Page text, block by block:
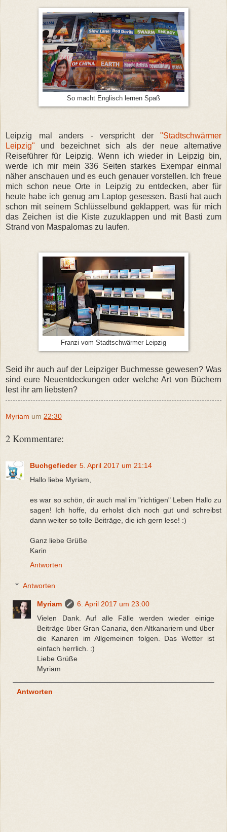
So macht Englisch lernen Spaß
Leipzig mal anders - verspricht der "Stadtschwärmer
Leipzig" und bezeichnet sich als der neue alternative
Reiseführer für Leipzig. Wenn ich wieder in Leipzig bin,
werde ich mir mein 336 Seiten starkes Exempar einmal
näher anschauen und es euch genauer vorstellen. Ich freue
mich schon neue Orte in Leipzig zu entdecken, aber für
heute habe ich genug am Laptop gesessen. Basti hat auch
schon mit seinem Schlüsselbund geklappert, was für mich
das Zeichen ist die Kiste zuzuklappen und mit Basti zum
Strand von Maspalomas zu laufen.
Franzi vom Stadtschwärmer Leipzig
Seid ihr auch auf der Leipziger Buchmesse gewesen? Was
sind eure Neuentdeckungen oder welche Art von Büchern
lest ihr am liebsten?
Myriam um 22:30
2 Kommentare:
Buchgefieder 5. April 2017 um 21:14
Hallo liebe Myriam,
es war so schön, dir auch mal im "richtigen" Leben Hallo zu
sagen! Ich hoffe, du erholst dich noch gut und schreibst
dann weiter so tolle Beiträge, die ich gern lese! :)
Ganz liebe Grüße
Karin
Antworten
Antworten
Myriam
6. April 2017 um 23:00
Vielen Dank. Auf alle Fälle werden wieder einige
Beiträge über Gran Canaria, den Altkanariern und über
die Kanaren im Allgemeinen folgen. Das Wetter ist
einfach herrlich. :)
Liebe Grüße
Myriam
Antworten